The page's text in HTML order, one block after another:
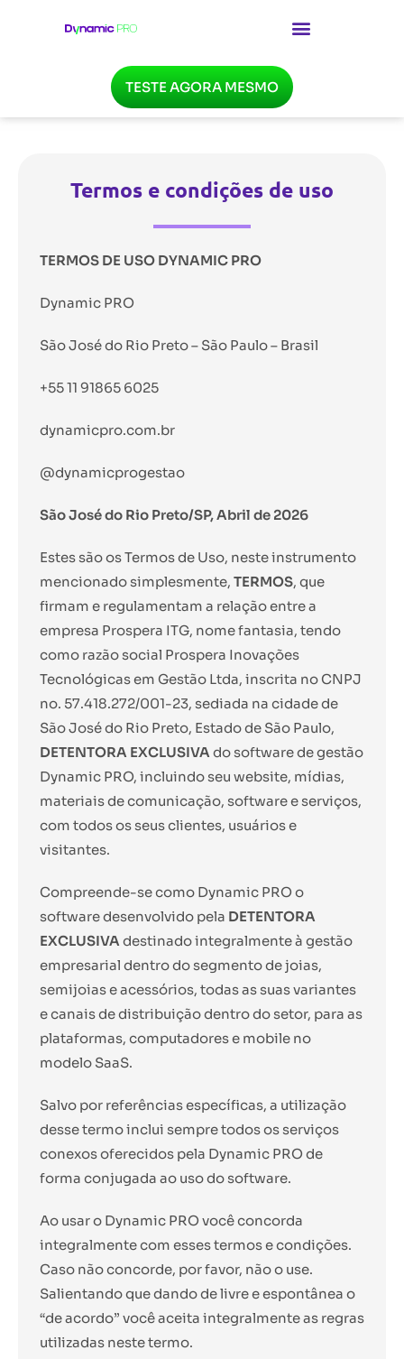
TESTE AGORA MESMO
Termos e condições de uso
TERMOS DE USO DYNAMIC PRO
Dynamic PRO
São José do Rio Preto – São Paulo – Brasil
+55 11 91865 6025
dynamicpro.com.br
@dynamicprogestao
São José do Rio Preto/SP, Abril de 2026
Estes são os Termos de Uso, neste instrumento
mencionado simplesmente, TERMOS, que
firmam e regulamentam a relação entre a
empresa Prospera ITG, nome fantasia, tendo
como razão social Prospera Inovações
Tecnológicas em Gestão Ltda, inscrita no CNPJ
no. 57.418.272/001-23, sediada na cidade de
São José do Rio Preto, Estado de São Paulo,
DETENTORA EXCLUSIVAdo software de gestão
Dynamic PRO, incluindo seu website, mídias,
materiais de comunicação, software e serviços,
com todos os seus clientes, usuários e
visitantes.
Compreende-se como Dynamic PRO o
software desenvolvido pela DETENTORA
EXCLUSIVAdestinado integralmente à gestão
empresarial dentro do segmento de joias,
semijoias e acessórios, todas as suas variantes
e canais de distribuição dentro do setor, para as
plataformas, computadores e mobile no
modelo SaaS.
Salvo por referências específicas, a utilização
desse termo inclui sempre todos os serviços
conexos oferecidos pela Dynamic PRO de
forma conjugada ao uso do software.
Ao usar o Dynamic PRO você concorda
integralmente com esses termos e condições.
Caso não concorde, por favor, não o use.
Salientando que dando de livre e espontânea o
“de acordo” você aceita integralmente as regras
utilizadas neste termo.